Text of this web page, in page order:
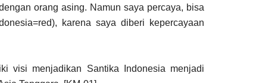
orang asing. Namun saya percaya, bisa
karena saya diberi kepercayaan
visi menjadikan Santika Indonesia menjadi